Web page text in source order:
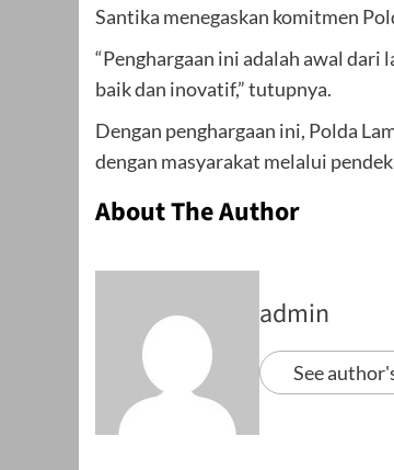
Santika menegaskan komitmen
“Penghargaan ini adalah awal dari
baik dan inovatif,” tutupnya.
Dengan penghargaan ini, Polda
dengan masyarakat melalui
About The Author
admin
See